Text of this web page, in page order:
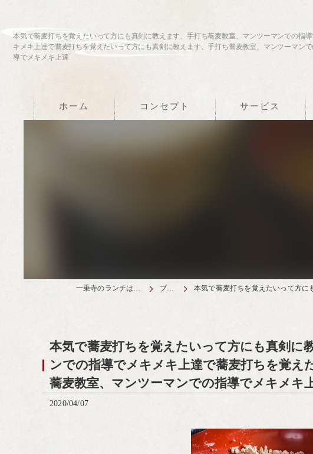
本気で蕎麦打ちを覚えたいって方にも真剣に教えます、手打ち蕎麦教室、マンツーマンでの指導
キメキ上達で蕎麦打ちを覚えたいって方にも真剣に教えます、手打ち蕎麦教室、マンツーマン
導でメキメキ上達
ホーム コンセプト サービス
一乗寺のランチは天丼元亀 ブログ 本気で蕎麦打ちを覚えたいって方にも真剣に教
本気で蕎麦打ちを覚えたいって方にも真剣に
ンでの指導でメキメキ上達で蕎麦打ちを覚え
蕎麦教室、マンツーマンでの指導でメキメキ
2020/04/07